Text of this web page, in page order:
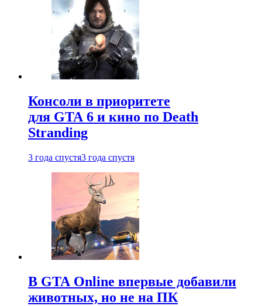
Консоли в приоритете
для GTA 6 и кино по Death
Stranding
3 года спустя3 года спустя
В GTA Online впервые добавили
животных, но не на ПК